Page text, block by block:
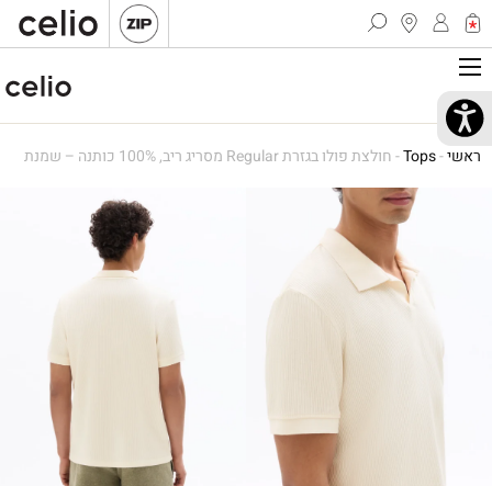
ראשי-
Tops
-חולצת פולו בגזרת Regular מסריג ריב, 100% כותנה – שמנת